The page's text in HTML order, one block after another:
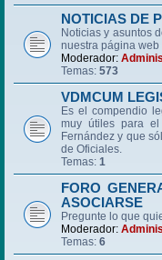
NOTICIAS DE
Noticias y asuntos
nuestra página web
Moderador:
Temas: 573
VDMCUM
Es el compendio
muy útiles para
Fernández y que
de Oficiales.
Temas: 1
FORO
ASOCIARSE
Pregunte lo que
Moderador:
Temas: 6